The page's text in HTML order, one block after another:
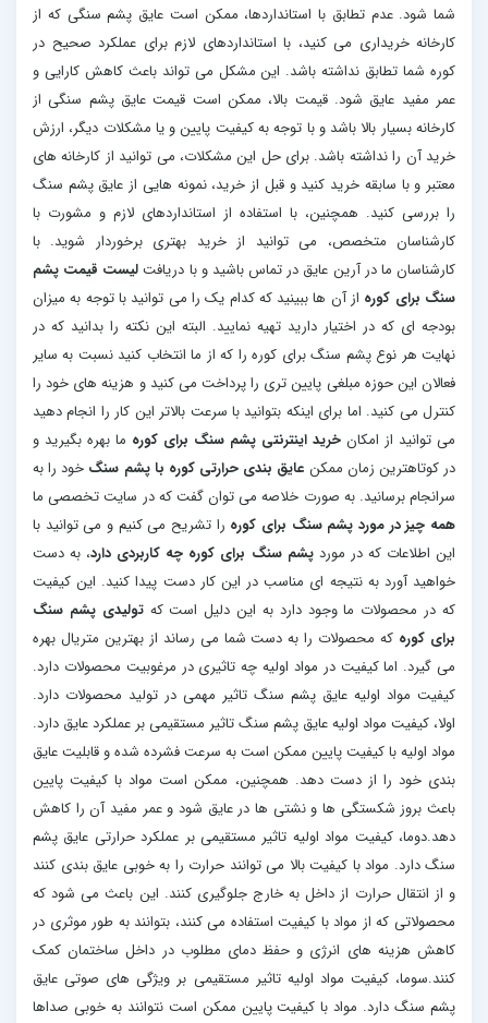
شما شود. عدم تطابق با استانداردها، ممکن است عایق پشم سنگی که از
کارخانه خریداری می کنید، با استانداردهای لازم برای عملکرد صحیح در
کوره شما تطابق نداشته باشد. این مشکل می تواند باعث کاهش کارایی و
عمر مفید عایق شود. قیمت بالا، ممکن است قیمت عایق پشم سنگی از
کارخانه بسیار بالا باشد و با توجه به کیفیت پایین و یا مشکلات دیگر، ارزش
خرید آن را نداشته باشد. برای حل این مشکلات، می توانید از کارخانه های
معتبر و با سابقه خرید کنید و قبل از خرید، نمونه هایی از عایق پشم سنگ
را بررسی کنید. همچنین، با استفاده از استانداردهای لازم و مشورت با
کارشناسان متخصص، می توانید از خرید بهتری برخوردار شوید. با
کارشناسان ما در آرین عایق در تماس باشید و با دریافتلیست قیمت پشم
سنگ برای کوره از آن ها ببینید که کدام یک را می توانید با توجه به میزان
بودجه ای که در اختیار دارید تهیه نمایید. البته این نکته را بدانید که در
نهایت هر نوع پشم سنگ برای کوره را که از ما انتخاب کنید نسبت به سایر
فعالان این حوزه مبلغی پایین تری را پرداخت می کنید و هزینه های خود را
کنترل می کنید. اما برای اینکه بتوانید با سرعت بالاتر این کار را انجام دهید
می توانید از امکان خرید اینترنتی پشم سنگ برای کوره ما بهره بگیرید و
در کوتاهترین زمان ممکن عایق بندی حرارتی کوره با پشم سنگ خود را به
سرانجام برسانید. به صورت خلاصه می توان گفت که در سایت تخصصی ما
همه چیز در مورد پشم سنگ برای کوره را تشریح می کنیم و می توانید با
این اطلاعات که در موردپشم سنگ برای کوره چه کاربردی دارد، به دست
خواهید آورد به نتیجه ای مناسب در این کار دست پیدا کنید. این کیفیت
که در محصولات ما وجود دارد به این دلیل است کهتولیدی پشم سنگ
برای کوره که محصولات را به دست شما می رساند از بهترین متریال بهره
می گیرد. اما کیفیت در مواد اولیه چه تاثیری در مرغوبیت محصولات دارد.
کیفیت مواد اولیه عایق پشم سنگ تاثیر مهمی در تولید محصولات دارد.
اولا، کیفیت مواد اولیه عایق پشم سنگ تاثیر مستقیمی بر عملکرد عایق دارد.
مواد اولیه با کیفیت پایین ممکن است به سرعت فشرده شده و قابلیت عایق
بندی خود را از دست دهد. همچنین، ممکن است مواد با کیفیت پایین
باعث بروز شکستگی ها و نشتی ها در عایق شود و عمر مفید آن را کاهش
دهد.دوما، کیفیت مواد اولیه تاثیر مستقیمی بر عملکرد حرارتی عایق پشم
سنگ دارد. مواد با کیفیت بالا می توانند حرارت را به خوبی عایق بندی کنند
و از انتقال حرارت از داخل به خارج جلوگیری کنند. این باعث می شود که
محصولاتی که از مواد با کیفیت استفاده می کنند، بتوانند به طور موثری در
کاهش هزینه های انرژی و حفظ دمای مطلوب در داخل ساختمان کمک
کنند.سوما، کیفیت مواد اولیه تاثیر مستقیمی بر ویژگی های صوتی عایق
پشم سنگ دارد. مواد با کیفیت پایین ممکن است نتوانند به خوبی صداها